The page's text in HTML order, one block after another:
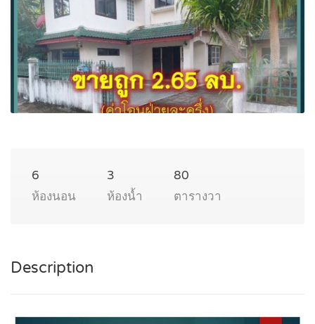
6
ห้องนอน
3
ห้องน้ำ
80
ตารางวา
Description